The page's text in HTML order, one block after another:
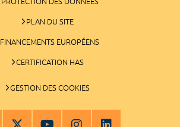
PLAN DU SITE
FINANCEMENTS EUROPÉENS
CERTIFICATION HAS
GESTION DES COOKIES